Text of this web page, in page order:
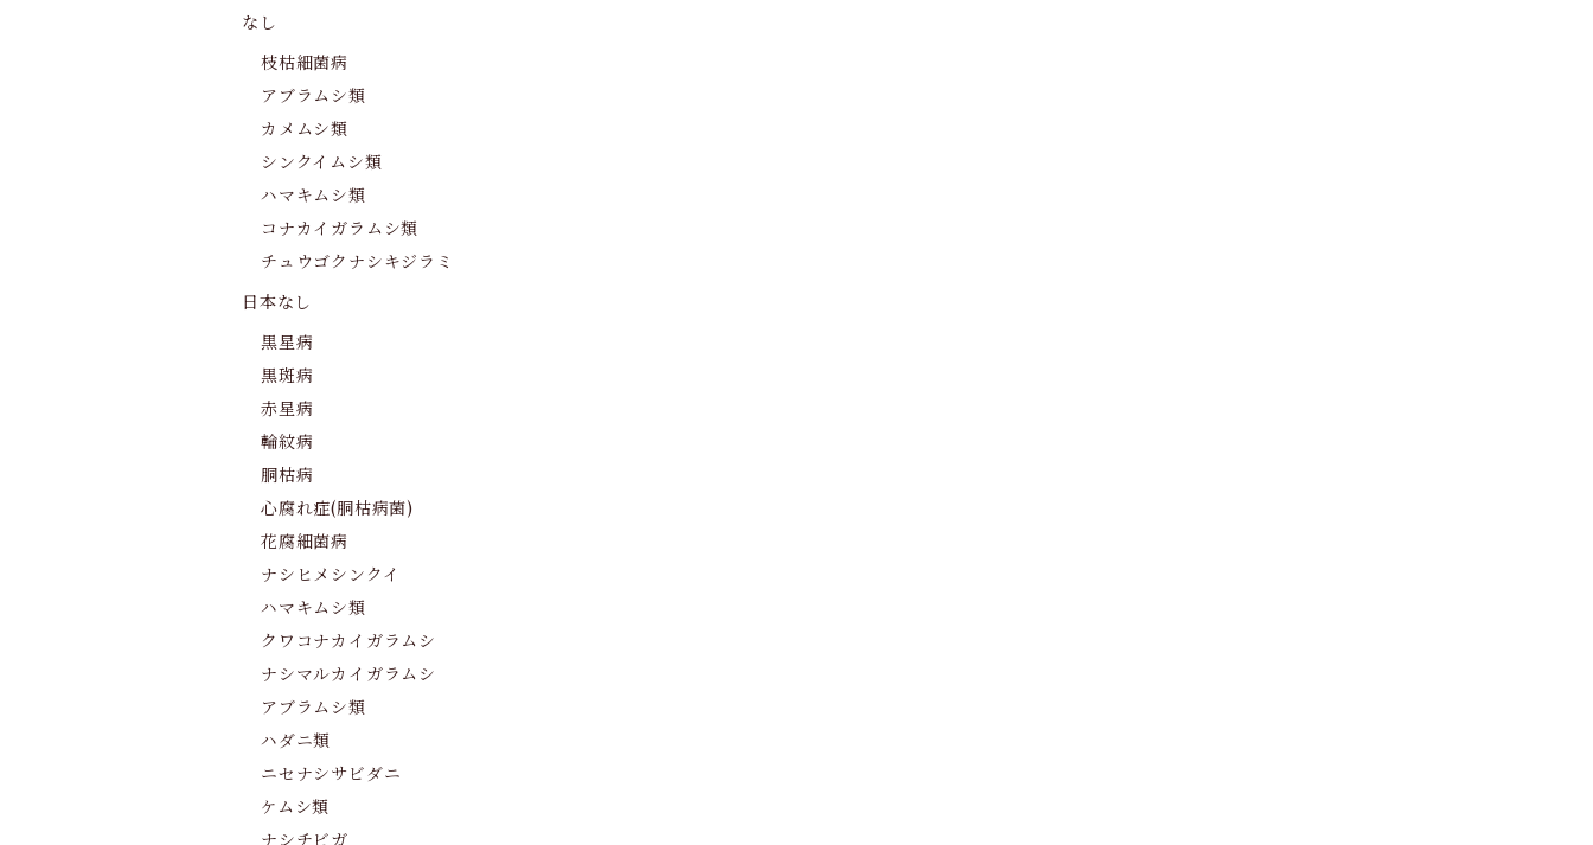
なし
枝枯細菌病
アブラムシ類
カメムシ類
シンクイムシ類
ハマキムシ類
コナカイガラムシ類
チュウゴクナシキジラミ
日本なし
黒星病
黒斑病
赤星病
輪紋病
胴枯病
心腐れ症(胴枯病菌)
花腐細菌病
ナシヒメシンクイ
ハマキムシ類
クワコナカイガラムシ
ナシマルカイガラムシ
アブラムシ類
ハダニ類
ニセナシサビダニ
ケムシ類
ナシチビガ